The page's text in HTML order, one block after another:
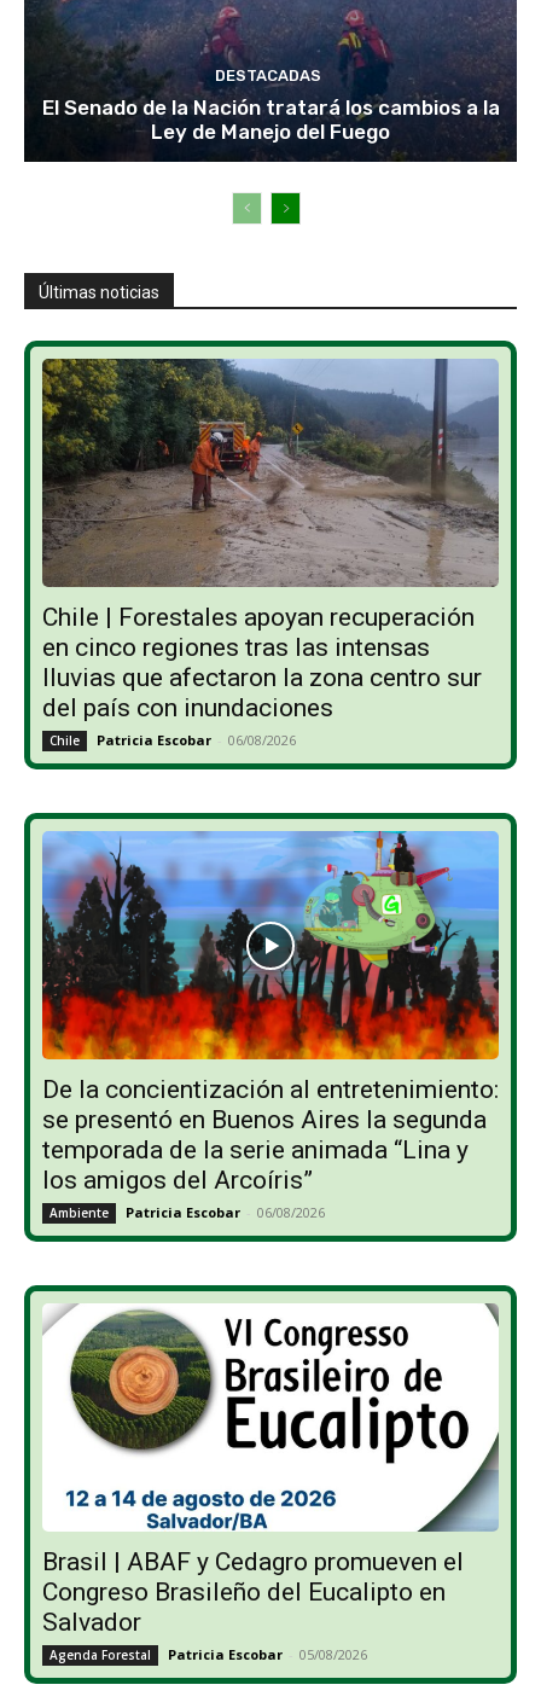
DESTACADAS
El Senado de la Nación tratará los cambios a la
Ley de Manejo del Fuego
Últimas noticias
Chile | Forestales apoyan recuperación
en cinco regiones tras las intensas
lluvias que afectaron la zona centro sur
del país con inundaciones
Chile Patricia Escobar - 06/08/2026
De la concientización al entretenimiento:
se presentó en Buenos Aires la segunda
temporada de la serie animada “Lina y
los amigos del Arcoíris”
Ambiente Patricia Escobar - 06/08/2026
Brasil | ABAF y Cedagro promueven el
Congreso Brasileño del Eucalipto en
Salvador
Agenda Forestal Patricia Escobar - 05/08/2026